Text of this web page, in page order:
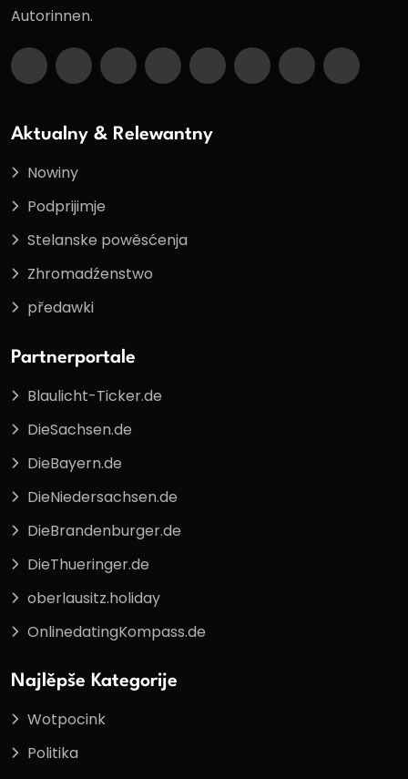
Autorinnen.
Aktualny & Relewantny
Nowiny
Podprijimje
Stelanske powěsćenja
Zhromadźenstwo
předawki
Partnerportale
Blaulicht-Ticker.de
DieSachsen.de
DieBayern.de
DieNiedersachsen.de
DieBrandenburger.de
DieThueringer.de
oberlausitz.holiday
OnlinedatingKompass.de
Najlěpše Kategorije
Wotpocink
Politika